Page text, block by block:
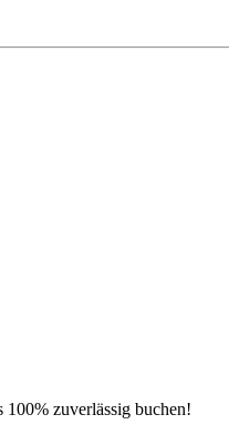
100% zuverlässig buchen!